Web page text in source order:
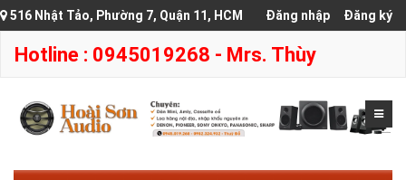
516 Nhật Tảo, Phường 7, Quận 11, HCM Đăng nhập Đăng ký
Hotline : 0945019268 - Mrs. Thùy